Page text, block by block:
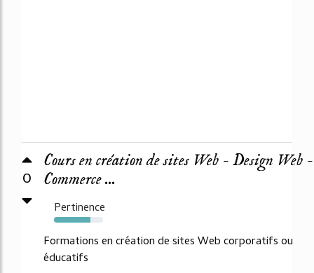
0
Cours en création de sites Web - Design Web -
Commerce ...
Pertinence
74%
Formations en création de sites Web corporatifs ou
éducatifs